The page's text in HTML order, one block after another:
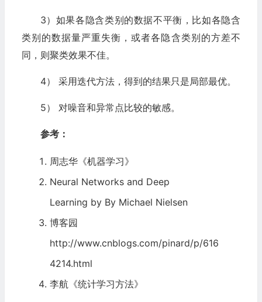
3）如果各隐含类别的数据不平衡，比如各隐含
类别的数据量严重失衡，或者各隐含类别的方差不
同，则聚类效果不佳。
4） 采用迭代方法，得到的结果只是局部最优。
5） 对噪音和异常点比较的敏感。
参考：
周志华《机器学习》
Neural Networks and Deep
Learning by By Michael Nielsen
博客园
http://www.cnblogs.com/pinard/p/616
4214.html
李航《统计学习方法》